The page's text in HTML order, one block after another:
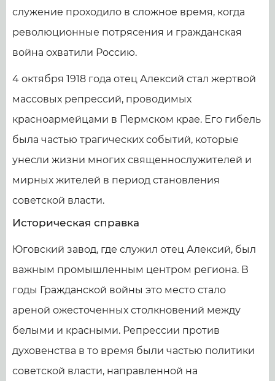
служение проходило в сложное время, когда
революционные потрясения и гражданская
война охватили Россию.
4 октября 1918 года отец Алексий стал жертвой
массовых репрессий, проводимых
красноармейцами в Пермском крае. Его гибель
была частью трагических событий, которые
унесли жизни многих священнослужителей и
мирных жителей в период становления
советской власти.
Историческая справка
Юговский завод, где служил отец Алексий, был
важным промышленным центром региона. В
годы Гражданской войны это место стало
ареной ожесточенных столкновений между
белыми и красными. Репрессии против
духовенства в то время были частью политики
советской власти, направленной на